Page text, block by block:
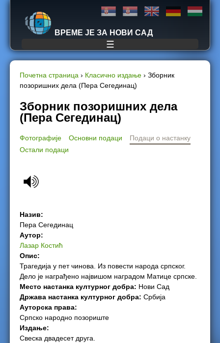
Jump to navigation
ВРЕМЕ ЈЕ ЗА НОВИ САД
☰
Y
o
a
h
e
r
e
Почетна страница › Класично издање › Зборник
позоришних дела (Пера Сегединац)
Зборник позоришних дела
(Пера Сегединац)
Фотографије Основни подаци
Подаци о настанку
Остали подаци
Назив:
Пера Сегединац
Аутор:
Лазар Костић
Опис:
Трагедија у пет чинова. Из повести народа српског.
Дело је награђено највишом наградом Матице српске.
Место настанка културног добра: Нови Сад
Држава настанка културног добра: Србија
Ауторска права:
Српско народно позориште
Издање:
Свеска двадесет друга.